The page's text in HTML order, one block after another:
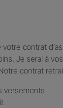
contrat
Je serai à
contrat
versements